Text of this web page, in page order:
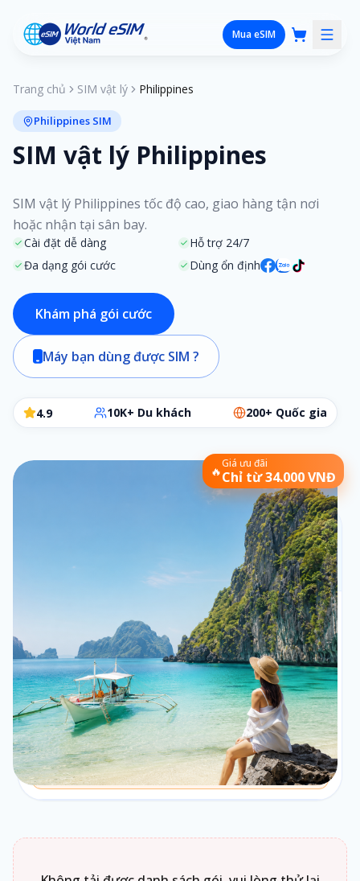
Mua eSIM
Trang chủ SIM vật lý Philippines
Philippines SIM
SIM vật lý Philippines
SIM vật lý Philippines tốc độ cao, giao hàng tận nơi
hoặc nhận tại sân bay.
Cài đặt dễ dàng
Hỗ trợ 24/7
Đa dạng gói cước
Dùng ổn định
Khám phá gói cước
Máy bạn dùng được SIM ?
4.9 10K+ Du khách 200+ Quốc gia
🔥Giá ưu đãi
Chỉ từ 34.000 VNĐ
Chọn gói SIM phù hợp
Các bước đơn giản để chọn đúng gói cần dùng
1 ngày Theo ngày
ngày
2
Loại gói
Theo ngày
Chưa biết chọn loại gói nào?
Bấm vàoLoại gói
để xem gợi ý phù hợp theo nhu cầu sử
dụng.